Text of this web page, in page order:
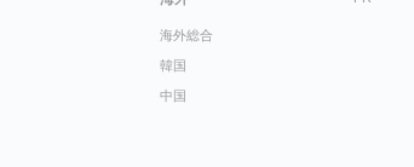
海外総合
韓国
中国